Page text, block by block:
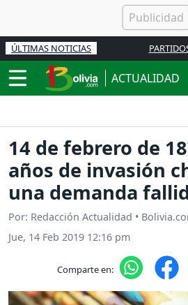
ÚLTIMAS NOTICIAS
ACTUALIDAD
14 de febrero de
años de invasión
una demanda
Por: Redacción Actualidad •
Jue, 14 Feb 2019 12:16 pm
Comparte en: